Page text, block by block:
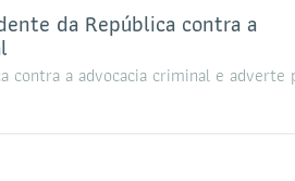
da República contra a
contra a advocacia criminal e adverte